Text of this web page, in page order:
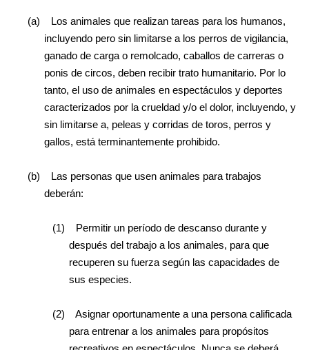
(a)
Los animales que realizan tareas para los humanos,
incluyendo pero sin limitarse a los perros de vigilancia,
ganado de carga o remolcado, caballos de carreras o
ponis de circos, deben recibir trato humanitario. Por lo
tanto, el uso de animales en espectáculos y deportes
caracterizados por la crueldad y/o el dolor, incluyendo, y
sin limitarse a, peleas y corridas de toros, perros y
gallos, está terminantemente prohibido.
(b)
Las personas que usen animales para trabajos
deberán:
(1)
Permitir un período de descanso durante y
después del trabajo a los animales, para que
recuperen su fuerza según las capacidades de
sus especies.
(2)
Asignar oportunamente a una persona calificada
para entrenar a los animales para propósitos